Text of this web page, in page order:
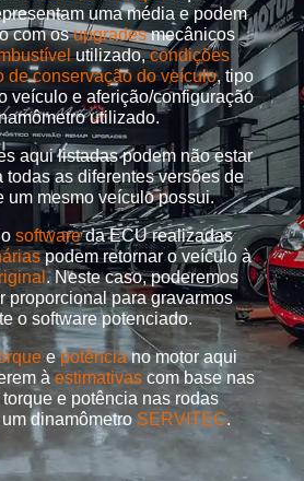
uma média e podem
com osupgradesmecânicos
utilizado,condições
de conservação do veículo, tipo
veículo e aferição/configuração
utilizado.
aqui listadas podem não estar
todas as diferentes versões de
um mesmo veículo possui.
softwareda ECU realizadas
podem retornar o veículo à
. Neste caso, poderemos
proporcional para gravarmos
o software potenciado.
epotênciano motor aqui
àestimativascom base nas
e potência nas rodas
dinamômetro SERVITEC.